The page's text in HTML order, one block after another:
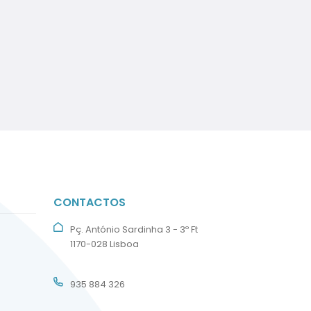
CONTACTOS
Pç. António Sardinha 3 - 3º Ft
1170-028 Lisboa
935 884 326